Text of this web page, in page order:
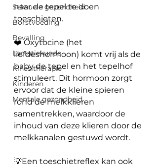
Seksuele gezondheid
Borstvoeding
Bevalling
Lactatiekunde
Kinesitherapie
Kinderen
Mentale gezondheid
naar de tepel te doen
toeschieten.
❤️ Oxytocine (het
liefdeshormoon) komt vrij als de
baby de tepel en het tepelhof
stimuleert. Dit hormoon zorgt
ervoor dat de kleine spieren
rond de melkklieren
samentrekken, waardoor de
inhoud van deze klieren door de
melkkanalen gestuwd wordt.
💡Een toeschietreflex kan ook